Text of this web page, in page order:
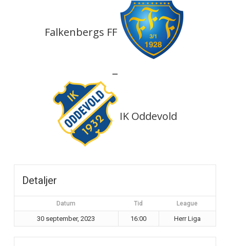
Falkenbergs FF
—
IK Oddevold
Detaljer
Datum Tid League
30 september, 2023 16:00 Herr Liga